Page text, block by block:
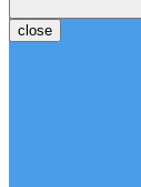
close